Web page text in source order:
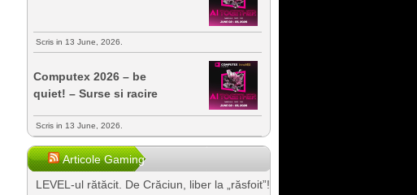
Scris in 13 June, 2026.
Computex 2026 – be
quiet! – Surse si racire
Scris in 13 June, 2026.
Articole Gaming
LEVEL-ul rătăcit. De Crăciun, liber la „răsfoit”!